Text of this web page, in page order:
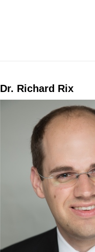
Dr. Richard Rix